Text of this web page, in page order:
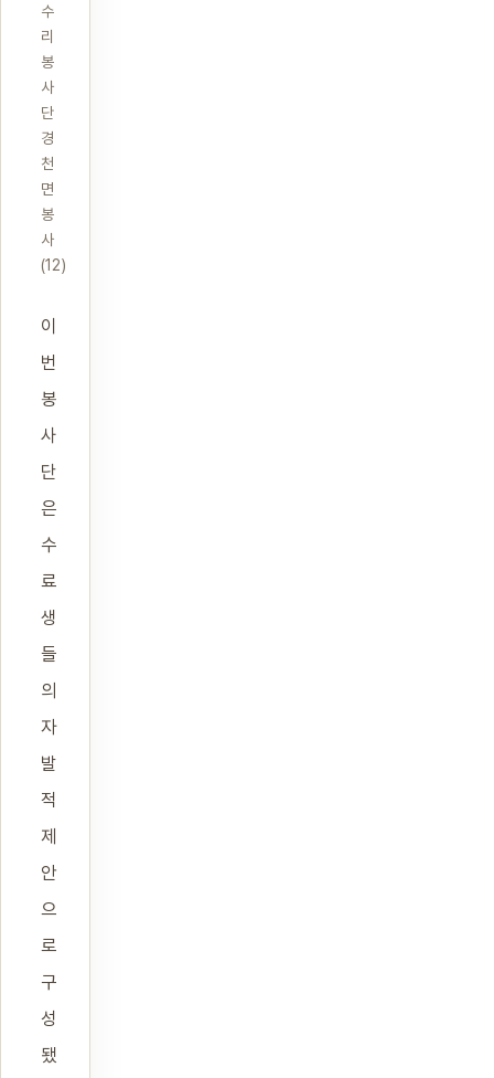
수
리
봉
사
단
경
천
면
봉
사
(12)
이
번
봉
사
단
은
수
료
생
들
의
자
발
적
제
안
으
로
구
성
됐